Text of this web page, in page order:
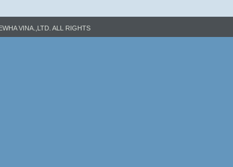
VINA.,LTD. ALL RIGHTS